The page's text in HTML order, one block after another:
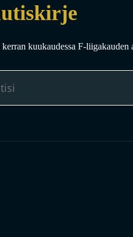
kuukaudessa F-liigakauden